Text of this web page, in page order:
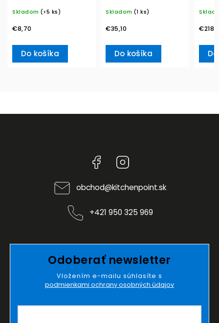
Accessoires – Villeroy
Skladom (>5 ks)
€8,70
Do košíka
Boch
Skladom (1 ks)
€35,10
Do košíka
Facebook
obchod@kitchenpoint.sk
+421 950 325 969
Odoberať newsletter
Vložením e-mailu súhlasíte s
podmienkami ochrany osobných údajov